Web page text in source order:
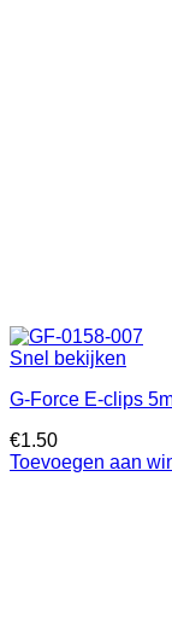
Snel bekijken
G-Force E-clips
€1.50
Toevoegen aan